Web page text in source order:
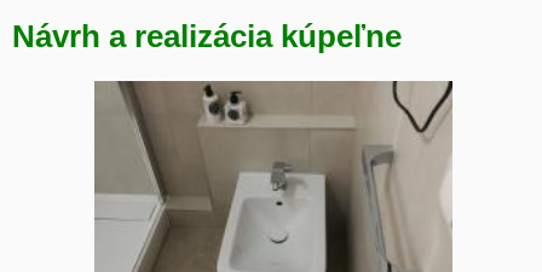
Návrh a realizácia kúpeľne